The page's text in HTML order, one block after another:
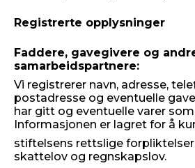
Registrerte opplysninger
Faddere, gavegivere og
samarbeidspartnere:
Vi registrerer navn, adresse,
postadresse og eventuelle
har gitt og eventuelle varer
Informasjonen er lagret for å
stiftelsens rettslige
skattelov og regnskapslov.